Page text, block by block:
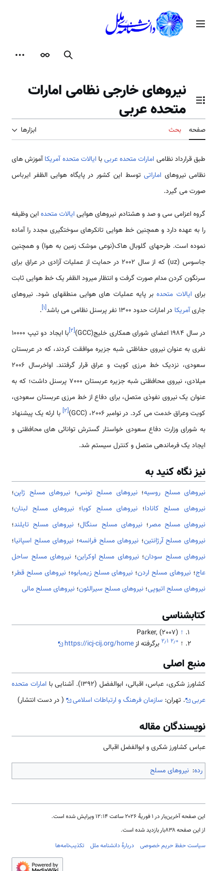
محتوامنوی اصلی
جستجوظاهر
تغییر وضعیت فهرست محتویات
نیروهای خارجی نظامی امارات
متحده عربی
صفحه بحث ابزارها
طبق قرارداد نظامی امارات متحده عربیباایالات متحده آمریکاآموزش ­های
نظامی نیروهای اماراتی توسط این کشور در پایگاه هوایی الظفر ایرباس
صورت می ­گیرد.
گروه اعزامی سی و صد و هشتادم نیروهای هواییایالات متحدهاین وظیفه
را به عهده دارد و همچنین خط هوایی تانکرهای سوختگیری مجدد را آماده
نموده است. طرحهای گلوبال هاک(نوعی موشک زمین به هوا) و همچنین
جاسوس (uz) که از سال 2002 در حمایت از عملیات آزادی در عراق برای
سرنگون کردن مدام صورت گرفت و انتظار می­رود الظفر یک خط هوایی ثابت
برایایالات متحدهبر پایه عملیات­ های هوایی منطقه­ای شود. نیروهای
جاریآمریکا در امارات حدود 1300 نفر پرسنل نظامی می ­باشد [۱]
.
در سال 1984 اعضای شورای همکاری خلیج(GCC) [۲]
با ایجاد دو تیپ 10000
نفری به عنوان نیروی حفاظتی شبه جزیره موافقت کردند، که در عربستان
سعودی، نزدیک خط مرزی کویت و عراق قرار گرفتند. اواخرسال 2006
میلادی، نیروی محافظتی شبه جزیره عربستان 7000 پرسنل داشت؛ که به
عنوان یک نیروی نفوذی متصل، برای دفاع از خط مرزی عربستان سعودی،
کویت وعراق خدمت می­ کرد. در نوامبر 2006، (GCC)
[۲] با ارئه یک پیشنهاد
به شورای وزارت دفاع سعودی خواستار گسترش توانائی های محافظتی و
ایجاد یک فرماندهی متصل و کنترل سیستم شد.
نیز نگاه کنید به
نیروهای مسلح روسیه؛نیروهای مسلح تونس؛ نیروهای مسلح ژاپن؛
نیروهای مسلح کانادا؛ نیروهای مسلح کوبا؛نیروهای مسلح لبنان؛
نیروهای مسلح مصر؛نیروهای مسلح سنگال؛ نیروهای مسلح تایلند؛
نیروهای مسلح آرژانتین؛ نیروهای مسلح فرانسه؛ نیروهای مسلح اسپانیا؛
نیروهای مسلح سودان؛نیروهای مسلح اوکراین؛ نیروهای مسلح ساحل
عاج؛ نیروهای مسلح اردن؛ نیروهای مسلح زیمبابوه؛نیروهای مسلح قطر؛
نیروهای مسلح اتیوپی؛ نیروهای مسلح سیرالئون؛ نیروهای مسلح مالی
کتابشناسی
↑
(Parker, (2007
↑ ۲٫۰ ۲٫۱ برگرفته ازhttps://icj-cij.org/home
منبع اصلی
کشاورز شکری، عباس، اقبالی، ابوالفضل (1392). آشنایی با
امارات متحده
عربی
. تهران: سازمان فرهنگ و ارتباطات اسلامی ( در دست انتشار)
نویسندگان مقاله
عباس کشاورز شکری و ابوالفضل اقبالی
رده: نیروهای مسلح
این صفحه آخرین‌بار در ‏۱ فوریهٔ ۲۰۲۶ ساعت ‏۱۲:۱۴ ویرایش شده است.
از این صفحه ۸۳۸بار بازدید شده است.
سیاست حفظ حریم خصوصی
دربارهٔ دانشنامه ملل تکذیب‌نامه‌ها